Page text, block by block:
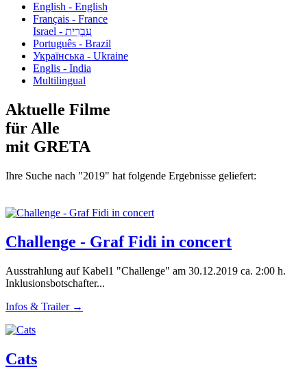
English - English
Français - France
עִבְרִית - Israel
Português - Brazil
Українська - Ukraine
Englis - India
Multilingual
Aktuelle Filme
für Alle
mit GRETA
Ihre Suche nach "2019" hat folgende Ergebnisse geliefert:
Challenge - Graf Fidi in concert
Ausstrahlung auf Kabel1 "Challenge" am 30.12.2019 ca. 2:00 h.
Inklusionsbotschafter...
Infos & Trailer →
Cats